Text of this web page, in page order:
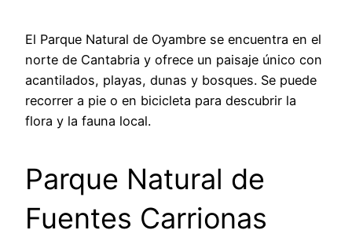
El Parque Natural de Oyambre se encuentra en el
norte de Cantabria y ofrece un paisaje único con
acantilados, playas, dunas y bosques. Se puede
recorrer a pie o en bicicleta para descubrir la
flora y la fauna local.
Parque Natural de
Fuentes Carrionas